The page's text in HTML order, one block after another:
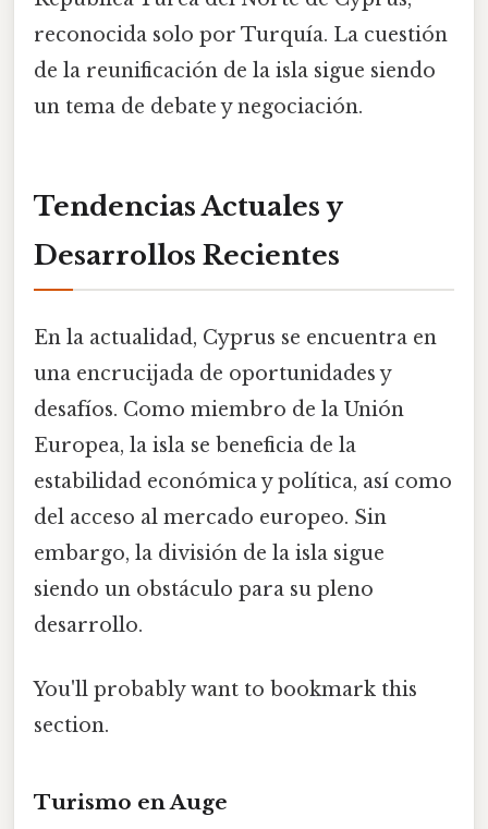
reconocida solo por Turquía. La cuestión
de la reunificación de la isla sigue siendo
un tema de debate y negociación.
Tendencias Actuales y
Desarrollos Recientes
En la actualidad, Cyprus se encuentra en
una encrucijada de oportunidades y
desafíos. Como miembro de la Unión
Europea, la isla se beneficia de la
estabilidad económica y política, así como
del acceso al mercado europeo. Sin
embargo, la división de la isla sigue
siendo un obstáculo para su pleno
desarrollo.
You'll probably want to bookmark this
section.
Turismo en Auge